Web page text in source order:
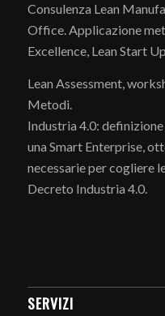
Consulenza Lean
Office. Applicazione
Excellence, Lean Start
Lean Assessment,
Metodi.
Industria 4.0:
una Smart Enterprise,
necessarie per cogliere
Decreto Industria 4.0.
SERVIZI